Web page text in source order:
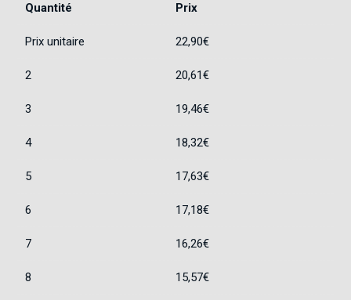
Quantité Prix
Prix unitaire 22,90€
2 20,61€
3 19,46€
4 18,32€
5 17,63€
6 17,18€
7 16,26€
8 15,57€